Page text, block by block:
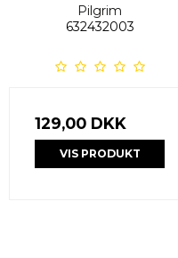
Pilgrim
632432003
129,00 DKK
VIS PRODUKT